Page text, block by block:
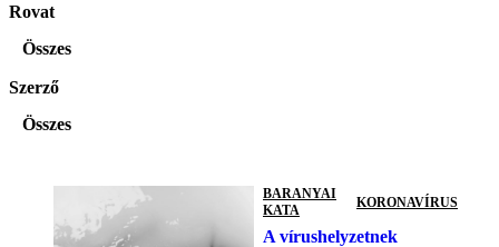
Rovat
Összes
Szerző
Összes
BARANYAI
KATA
KORONAVÍRUS
A vírushelyzetnek